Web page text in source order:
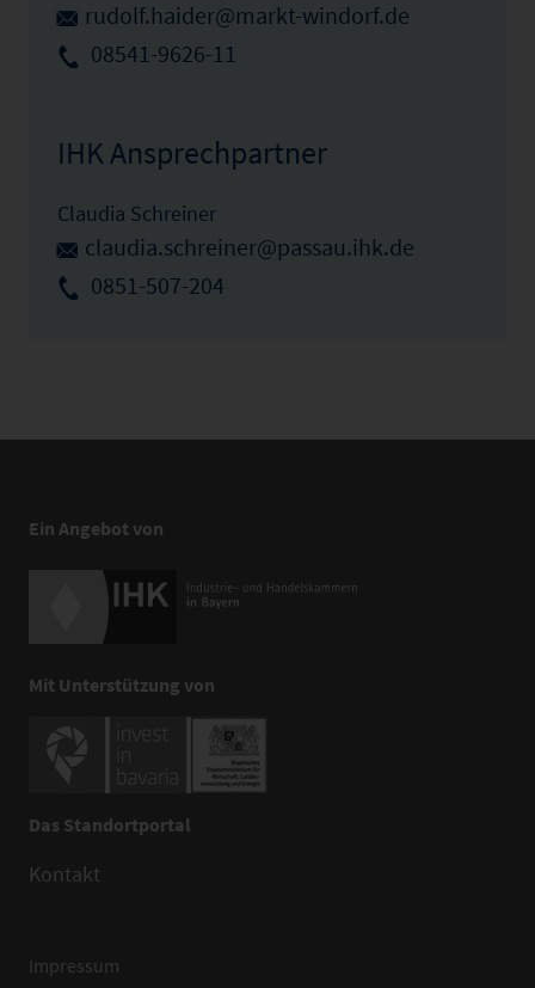
rudolf.haider@markt-windorf.de
08541-9626-11
IHK Ansprechpartner
Claudia Schreiner
claudia.schreiner@passau.ihk.de
0851-507-204
Ein Angebot von
Mit Unterstützung von
Das Standortportal
Kontakt
Impressum